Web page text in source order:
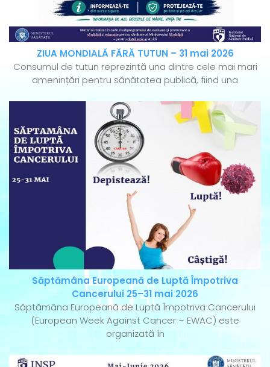
ZIUA MONDIALĂ FĂRĂ TUTUN – 31 mai 2026
Consumul de tutun reprezintă una dintre cele mai mari
amenințări pentru sănătatea publică, fiind una
Săptămâna Europeană de Luptă Împotriva
Cancerului 25–31 mai 2026
Săptămâna Europeană de Luptă Împotriva Cancerului
(European Week Against Cancer – EWAC) este
organizată în